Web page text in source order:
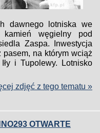
dawnego lotniska we
kamień węgielny pod
Zaspa. Inwestycja
pasem, na którym wciąż
Iły i Tupolewy. Lotnisko
zdjęć z tego tematu »
OTWARTE